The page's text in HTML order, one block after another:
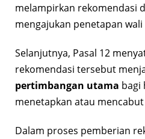
melampirkan rekomendasi
mengajukan penetapan
Selanjutnya, Pasal 12
rekomendasi tersebut
pertimbangan utama bagi
menetapkan atau
Dalam proses pemberian